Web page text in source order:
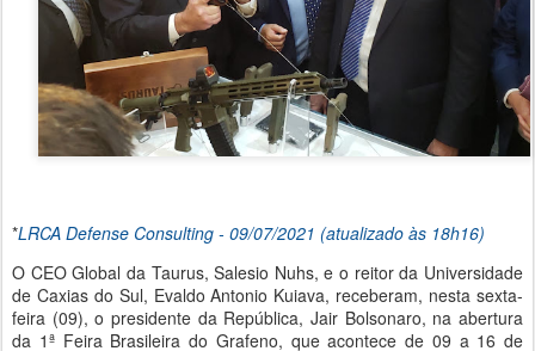
*LRCA Defense Consulting - 09/07/2021 (atualizado às 18h16)
O CEO Global da Taurus, Salesio Nuhs, e o reitor da Universidade
de Caxias do Sul, Evaldo Antonio Kuiava, receberam, nesta sexta-
feira (09), o presidente da República, Jair Bolsonaro, na abertura
da 1ª Feira Brasileira do Grafeno, que acontece de 09 a 16 de